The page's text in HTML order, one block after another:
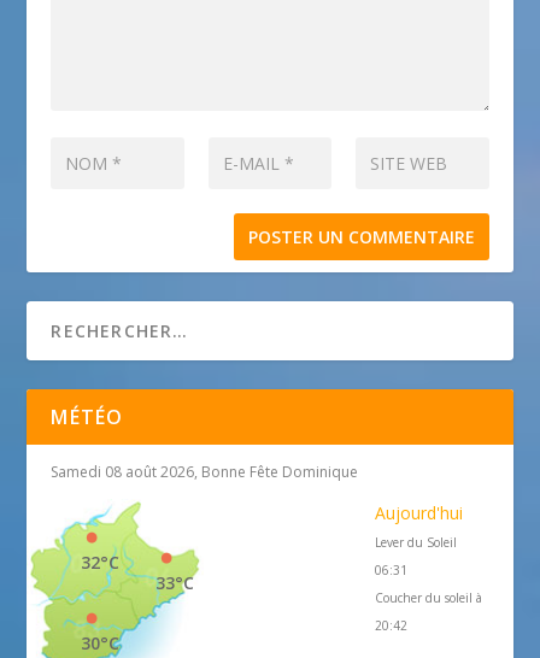
MÉTÉO
Samedi 08 août 2026, Bonne Fête Dominique
33°C
32°C
30°C
Aujourd'hui
Lever du Soleil
06:31
Coucher du soleil à
20:42